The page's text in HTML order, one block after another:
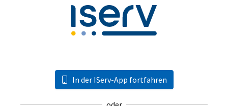
In der IServ-App fortfahren